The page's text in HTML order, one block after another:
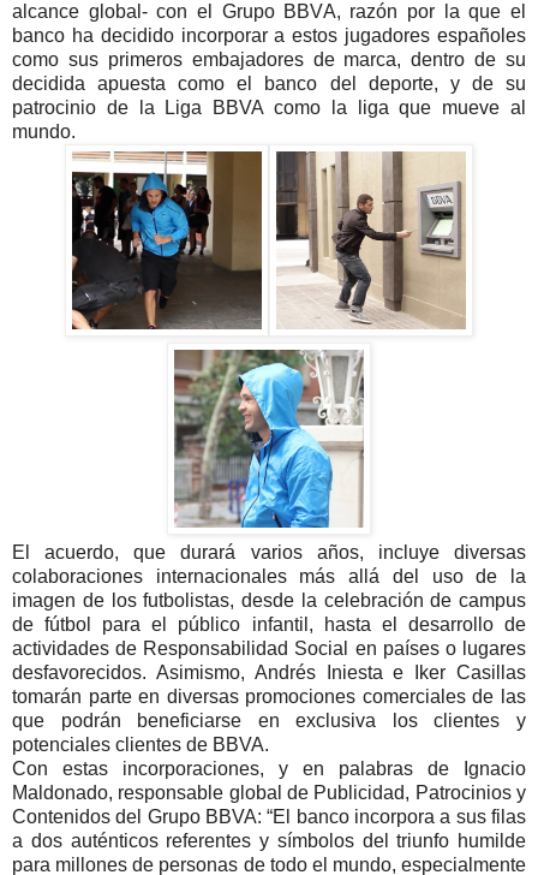
alcance global- con el Grupo BBVA, razón por la que el
banco ha decidido incorporar a estos jugadores españoles
como sus primeros embajadores de marca, dentro de su
decidida apuesta como el banco del deporte, y de su
patrocinio de la Liga BBVA como la liga que mueve al
mundo.
El acuerdo, que durará varios años, incluye diversas
colaboraciones internacionales más allá del uso de la
imagen de los futbolistas, desde la celebración de campus
de fútbol para el público infantil, hasta el desarrollo de
actividades de Responsabilidad Social en países o lugares
desfavorecidos. Asimismo, Andrés Iniesta e Iker Casillas
tomarán parte en diversas promociones comerciales de las
que podrán beneficiarse en exclusiva los clientes y
potenciales clientes de BBVA.
Con estas incorporaciones, y en palabras de Ignacio
Maldonado, responsable global de Publicidad, Patrocinios y
Contenidos del Grupo BBVA: “El banco incorpora a sus filas
a dos auténticos referentes y símbolos del triunfo humilde
para millones de personas de todo el mundo, especialmente